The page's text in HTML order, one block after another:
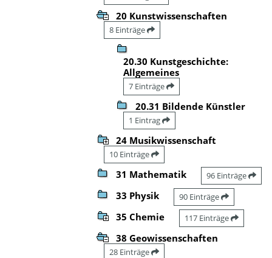
20 Kunstwissenschaften
8 Einträge
20.30 Kunstgeschichte:
Allgemeines
7 Einträge
20.31 Bildende Künstler
1 Eintrag
24 Musikwissenschaft
10 Einträge
31 Mathematik 96 Einträge
33 Physik 90 Einträge
35 Chemie 117 Einträge
38 Geowissenschaften
28 Einträge